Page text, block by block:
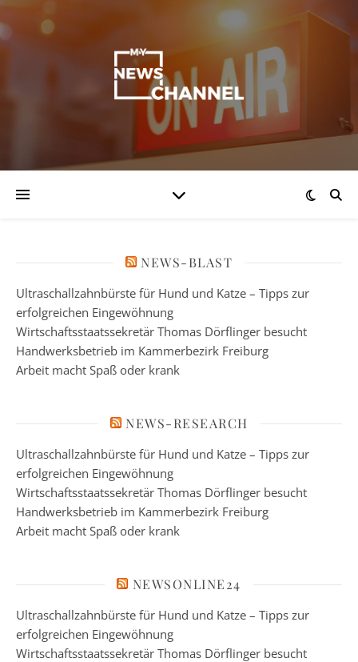
NEWS-BLAST
Ultraschallzahnbürste für Hund und Katze – Tipps zur
erfolgreichen Eingewöhnung
Wirtschaftsstaatssekretär Thomas Dörflinger besucht
Handwerksbetrieb im Kammerbezirk Freiburg
Arbeit macht Spaß oder krank
NEWS-RESEARCH
Ultraschallzahnbürste für Hund und Katze – Tipps zur
erfolgreichen Eingewöhnung
Wirtschaftsstaatssekretär Thomas Dörflinger besucht
Handwerksbetrieb im Kammerbezirk Freiburg
Arbeit macht Spaß oder krank
NEWSONLINE24
Ultraschallzahnbürste für Hund und Katze – Tipps zur
erfolgreichen Eingewöhnung
Wirtschaftsstaatssekretär Thomas Dörflinger besucht